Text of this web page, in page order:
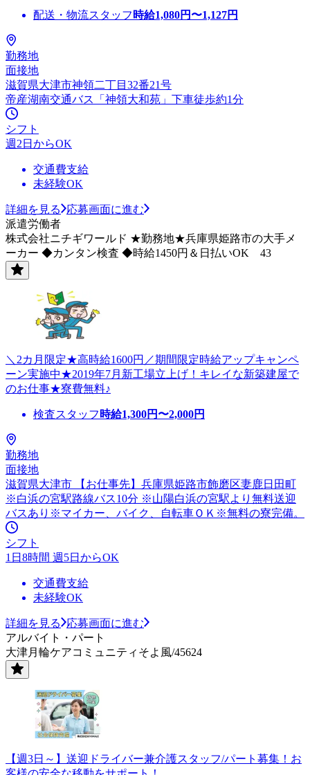
配送・物流スタッフ 時給1,080円〜1,127円
勤務地
面接地
滋賀県大津市神領二丁目32番21号
帝産湖南交通バス「神領大和苑」下車徒歩約1分
シフト
週2日からOK
交通費支給
未経験OK
詳細を見る
応募画面に進む
派遣労働者
株式会社ニチギワールド ★勤務地★兵庫県姫路市の大手メ
ーカー ◆カンタン検査 ◆時給1450円＆日払いOK 43
＼2カ月限定★高時給1600円／期間限定時給アップキャンペ
ーン実施中★2019年7月新工場立上げ！キレイな新築建屋で
のお仕事★寮費無料♪
検査スタッフ 時給1,300円〜2,000円
勤務地
面接地
滋賀県大津市 【お仕事先】兵庫県姫路市飾磨区妻鹿日田町
※白浜の宮駅路線バス10分 ※山陽白浜の宮駅より無料送迎
バスあり※マイカー、バイク、自転車ＯＫ※無料の寮完備。
シフト
1日8時間 週5日からOK
交通費支給
未経験OK
詳細を見る
応募画面に進む
アルバイト・パート
大津月輪ケアコミュニティそよ風/45624
【週3日～】送迎ドライバー兼介護スタッフ/パート募集！お